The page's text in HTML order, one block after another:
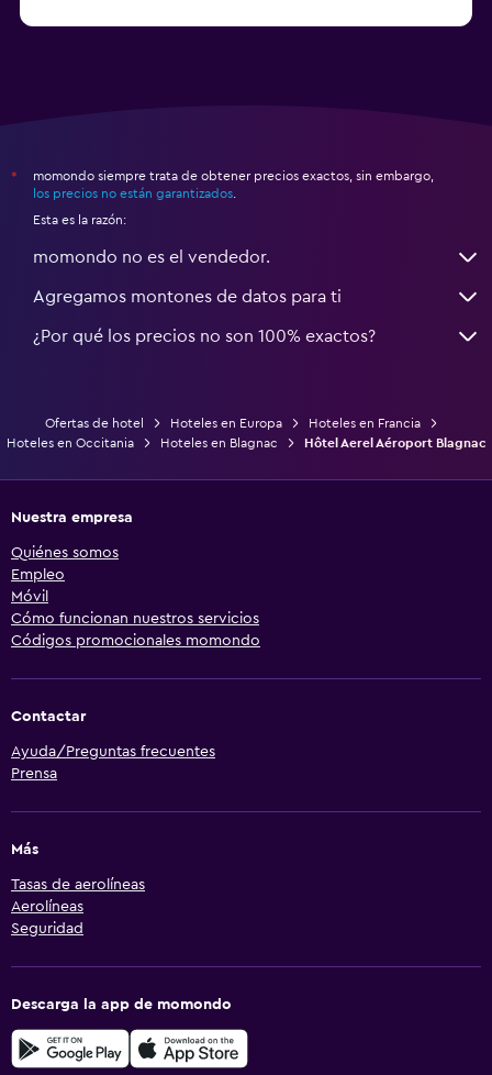
*
momondo siempre trata de obtener precios exactos, sin embargo,
los precios no están garantizados
Esta es la razón:
momondo no es el vendedor.
Agregamos montones de datos para ti
¿Por qué los precios no son 100% exactos?
Ofertas de hotel Hoteles en Europa
Hoteles en Francia
Hoteles en Occitania
Hoteles en Blagnac Hôtel Aerel Aéroport Blagnac
Nuestra empresa
Quiénes somos
Empleo
Móvil
Cómo funcionan nuestros servicios
Códigos promocionales momondo
Contactar
Ayuda/Preguntas frecuentes
Prensa
Más
Tasas de aerolíneas
Aerolíneas
Seguridad
Descarga la app de momondo